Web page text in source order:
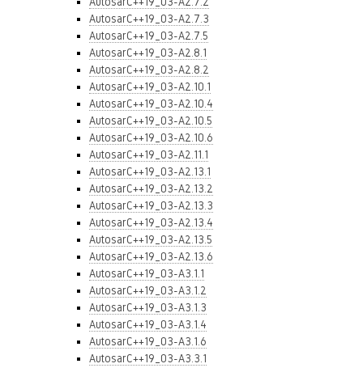
AutosarC++19_03-A2.7.3
AutosarC++19_03-A2.7.5
AutosarC++19_03-A2.8.1
AutosarC++19_03-A2.8.2
AutosarC++19_03-A2.10.1
AutosarC++19_03-A2.10.4
AutosarC++19_03-A2.10.5
AutosarC++19_03-A2.10.6
AutosarC++19_03-A2.11.1
AutosarC++19_03-A2.13.1
AutosarC++19_03-A2.13.2
AutosarC++19_03-A2.13.3
AutosarC++19_03-A2.13.4
AutosarC++19_03-A2.13.5
AutosarC++19_03-A2.13.6
AutosarC++19_03-A3.1.1
AutosarC++19_03-A3.1.2
AutosarC++19_03-A3.1.3
AutosarC++19_03-A3.1.4
AutosarC++19_03-A3.1.6
AutosarC++19_03-A3.3.1